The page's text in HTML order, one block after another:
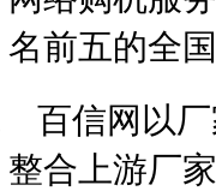
名前五的全
百信网以
整合上游厂